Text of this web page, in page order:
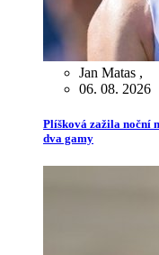
Jan Matas ,
06. 08. 2026
Plíšková zažila noční
dva gamy